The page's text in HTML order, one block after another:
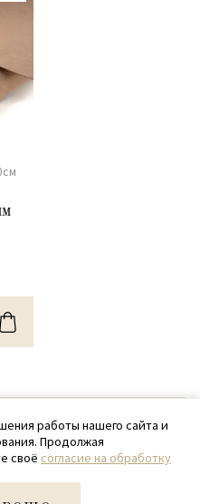
SamPack
97-87
работы нашего сайта и
Продолжая
своё согласие на обработку